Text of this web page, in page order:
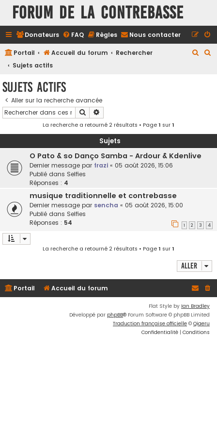
FORUM DE LA CONTREBASSE
Donateurs FAQ Règles Nous contacter
Portail Accueil du forum
Rechercher
Sujets actifs
e
Sujets actifs
Aller sur la recherche avancée
Rechercher
La recherche a retourné 2 résultats • Page1 sur1
Sujets
O Pato & so Danço Samba - Ardour & Kdenlive
Dernier message par frazi « 05 août 2026, 15:06
Publié dans Selfies
Réponses : 4
musique traditionnelle et contrebasse
Dernier message par sencha « 05 août 2026, 15:00
Publié dans Selfies
Réponses : 54 1 2 3 4
La recherche a retourné 2 résultats • Page1 sur1
Aller
Portail Accueil du forum
Flat Style by Ian Bradley
Développé par phpBB® Forum Software © phpBB Limited
Traduction française officielle © Qiaeru
Confidentialité | Conditions